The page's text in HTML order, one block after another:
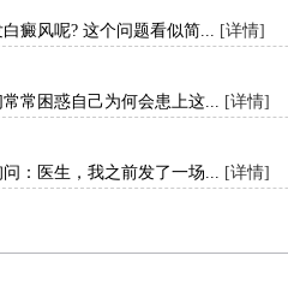
癜风呢? 这个问题看似简... [详情]
常困惑自己为何会患上这... [详情]
：医生，我之前发了一场... [详情]